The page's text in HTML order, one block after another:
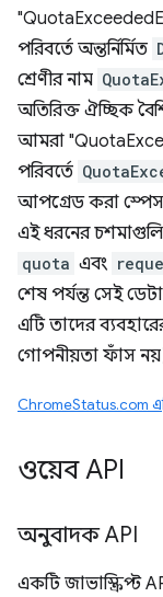
পরিবর্তে অন্তর্নির্মিত
শ্রেণীর নাম
অতিরিক্ত ঐচ্ছিক
আমরা
পরিবর্তে
আপগ্রেড করা
এই ধরনের
quota এবং
শেষ পর্যন্ত সেই
এটি তাদের
গোপনীয়তা ফাঁস
ChromeStatus.com
ওয়েব API
অনুবাদক API
একটি জাভাস্ক্রিপ্ট